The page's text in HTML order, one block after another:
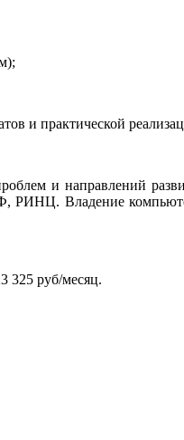
и практической
и направлений
РИНЦ. Владение
325 руб/месяц.